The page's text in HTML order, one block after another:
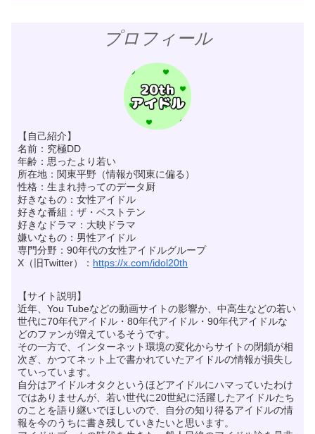
プロフィール
【自己紹介】
名前：究極DD
年齢：思ったより若い
所在地：関東平野（情報が関東に偏る）
性格：生まれ持ってのデータ厨
好きなもの：女性アイドル
好きな番組：ザ・ベストテン
好きなドラマ：大映ドラマ
嫌いなもの：男性アイドル
専門分野：90年代の女性アイドルグループ
X（旧Twitter）： https://x.com/idol20th
【サイト説明】
近年、You Tubeなどの動画サイトの影響か、中高生などの若い
世代に70年代アイドル・80年代アイドル・90年代アイドルな
どのファンが増えているそうです。
その一方で、インターネット環境の変化からサイトの閉鎖が相
次ぎ、かつてネット上で書かれていたアイドルの情報が損失し
ていっています。
自分はアイドルオタクというほどアイドルにハマっていたわけ
ではありませんが、若い世代に20世紀に活躍したアイドルたち
のことを語り継いでほしいので、自分の知り得るアイドルの情
報を今のうちに書き残していきたいと思います。